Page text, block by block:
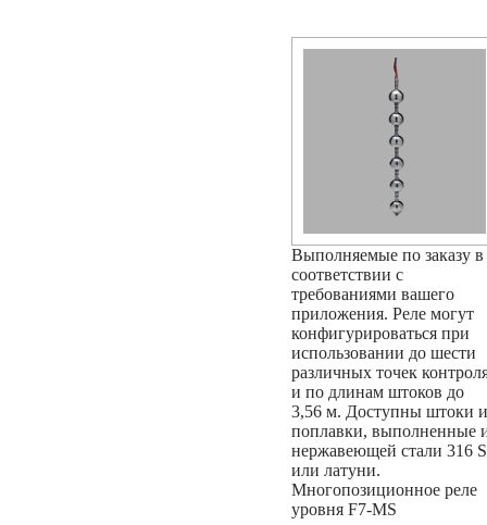
Выполняемые по заказу в
соответствии с
требованиями вашего
приложения. Реле могут
конфигурироваться при
использовании до шести
различных точек
и по длинам штоков до
3,56 м. Доступны штоки и
поплавки, выполненные
нержавеющей стали 316
или латуни.
Многопозиционное реле
уровня F7-MS